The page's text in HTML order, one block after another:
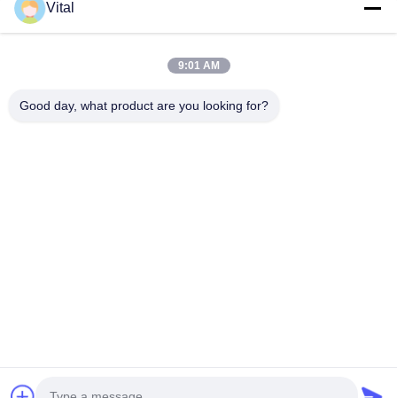
Consiga el mejor precio
Derecho de autor © 2026 Vital Lighting CO., Ltd . Todos los derechos reservados.
Vital
9:01 AM
Good day, what product are you looking for?